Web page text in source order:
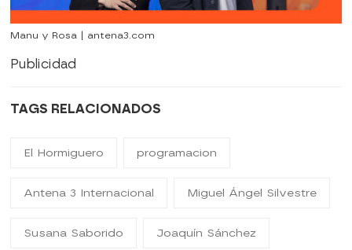
Manu y Rosa | antena3.com
Publicidad
TAGS RELACIONADOS
El Hormiguero programacion
Antena 3 Internacional Miguel Ángel Silvestre
Susana Saborido Joaquín Sánchez